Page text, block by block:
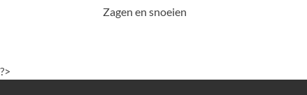
Zagen en snoeien
?>